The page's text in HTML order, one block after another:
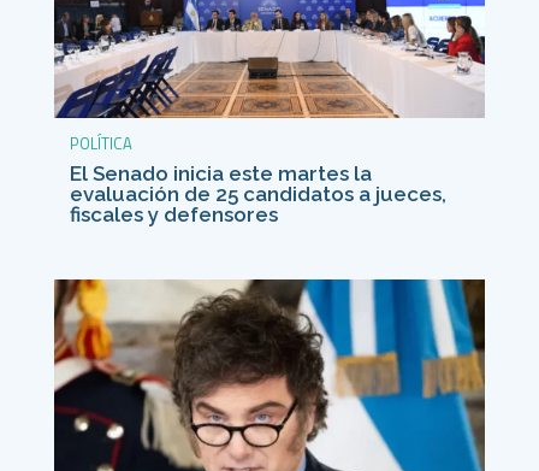
POLÍTICA
El Senado inicia este martes la
evaluación de 25 candidatos a jueces,
fiscales y defensores